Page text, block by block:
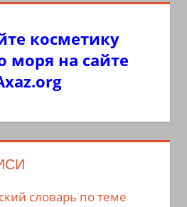
косметику
моря на сайте
словарь по теме